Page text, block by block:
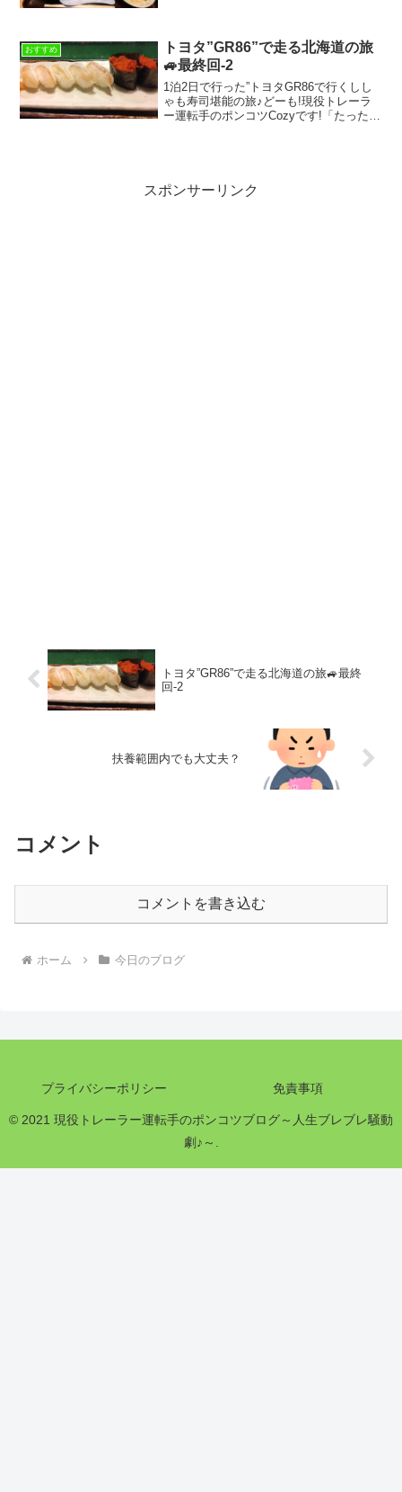
おすすめ
トヨタ”GR86”で走る北海道の旅
🚙最終回-2
1泊2日で行った”トヨタGR86で行くしし
ゃも寿司堪能の旅♪どーも!現役トレーラ
ー運転手のポンコツCozyです!「たった1
スポンサーリンク
トヨタ”GR86”で走る北海道の旅🚙最終
回-2
扶養範囲内でも大丈夫？
コメント
コメントを書き込む
ホーム 今日のブログ
プライバシーポリシー 免責事項
© 2021 現役トレーラー運転手のポンコツブログ～人生ブレブレ騒動
劇♪～.